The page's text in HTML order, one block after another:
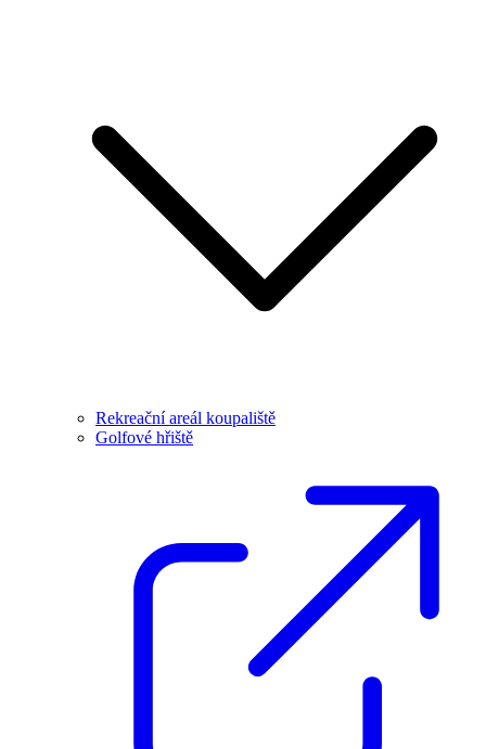
Rekreační areál koupaliště
Golfové hřiště